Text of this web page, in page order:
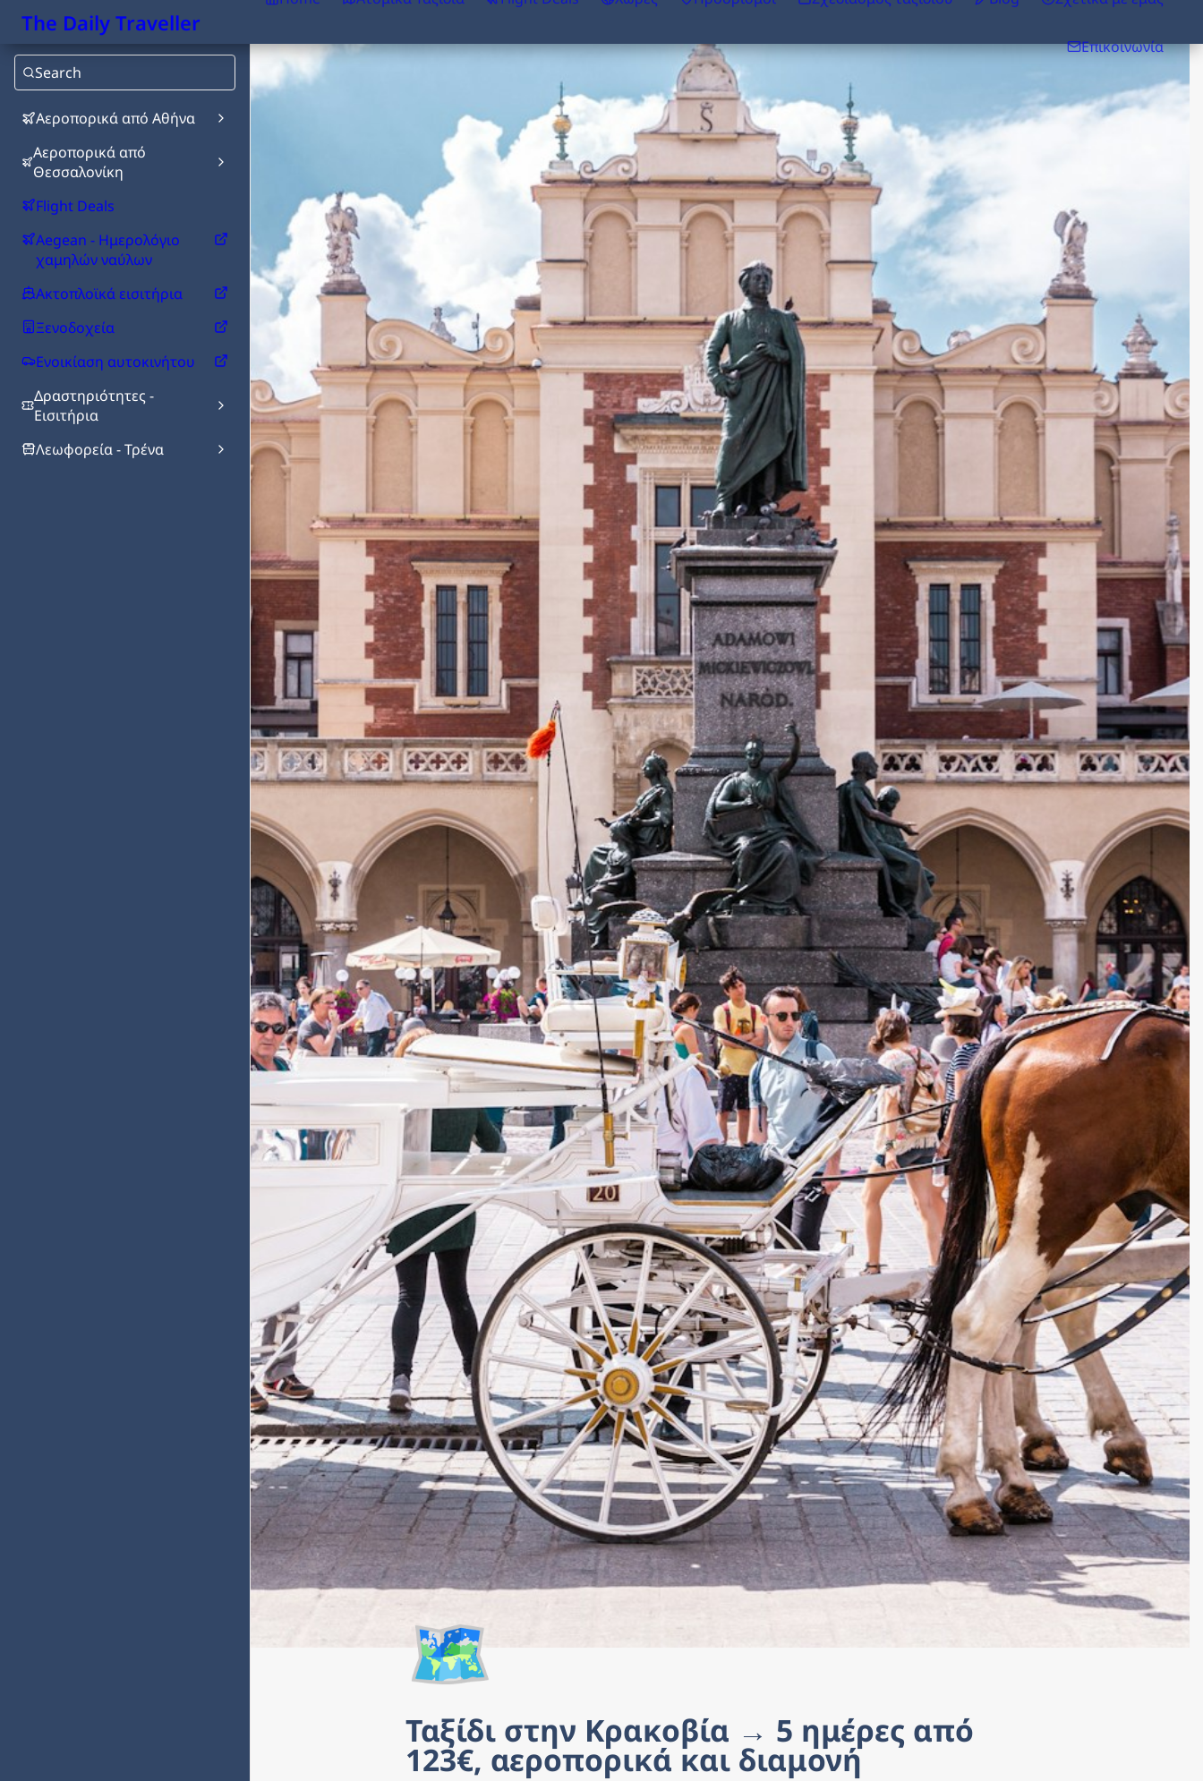
The Daily Traveller
Επικοινωνία
Search
Αεροπορικά από Αθήνα
Αεροπορικά από
Θεσσαλονίκη
Flight Deals
Aegean - Ημερολόγιο
χαμηλών ναύλων
Ακτοπλοϊκά εισιτήρια
Ξενοδοχεία
Ενοικίαση αυτοκινήτου
Δραστηριότητες -
Εισιτήρια
Λεωφορεία - Τρένα
🗺️
Ταξίδι στην Κρακοβία → 5 ημέρες από
123€, αεροπορικά και διαμονή